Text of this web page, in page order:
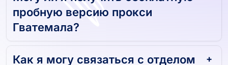
пробную версию прокси
Гватемала?
Как я могу связаться с отделом